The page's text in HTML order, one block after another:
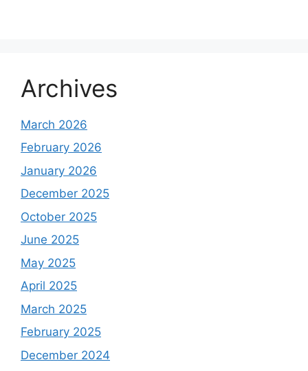
Archives
March 2026
February 2026
January 2026
December 2025
October 2025
June 2025
May 2025
April 2025
March 2025
February 2025
December 2024